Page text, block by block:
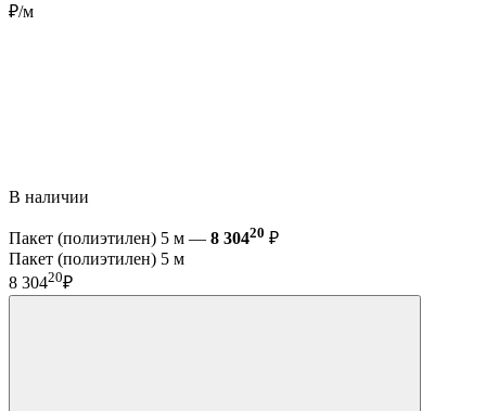
₽/м
В наличии
Пакет (полиэтилен) 5 м — 8 30420 ₽
Пакет (полиэтилен) 5 м
8 30420₽